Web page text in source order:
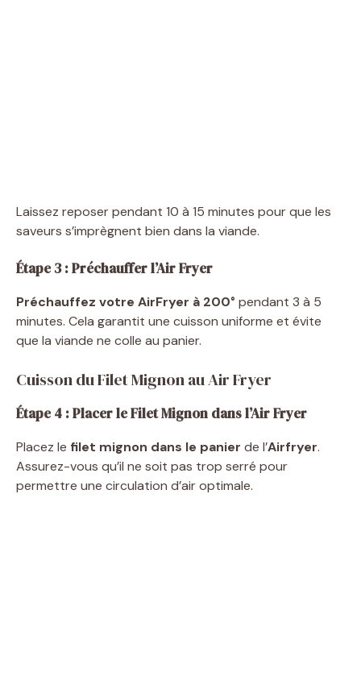
Laissez reposer pendant 10 à 15 minutes pour que les
saveurs s’imprègnent bien dans la viande.
Étape 3 : Préchauffer l’Air Fryer
Préchauffez votre AirFryer à 200° pendant 3 à 5
minutes. Cela garantit une cuisson uniforme et évite
que la viande ne colle au panier.
Cuisson du Filet Mignon au Air Fryer
Étape 4 : Placer le Filet Mignon dans l’Air Fryer
Placez le filet mignon dans le panier de l’Airfryer.
Assurez-vous qu’il ne soit pas trop serré pour
permettre une circulation d’air optimale.